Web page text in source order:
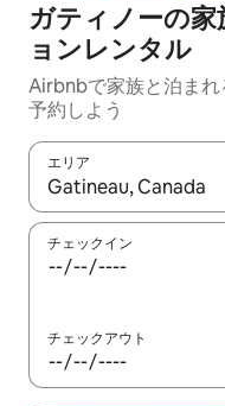
ガティノーの
ョンレンタル
Airbnbで家族と泊まれ
予約しよう
エリア
検索結果が表示された
チェックイン
チェックアウト